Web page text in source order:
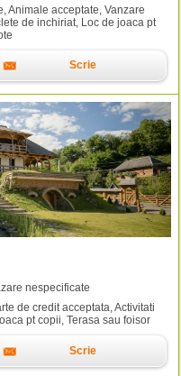
Animale acceptate, Vanzare
de inchiriat, Loc de joaca pt
Scrie
nespecificate
de credit acceptata, Activitati
pt copii, Terasa sau foisor
Scrie